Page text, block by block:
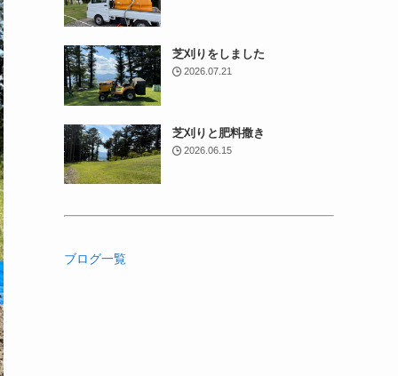
芝刈りをしました
2026.07.21
芝刈りと肥料撒き
2026.06.15
ブログ一覧